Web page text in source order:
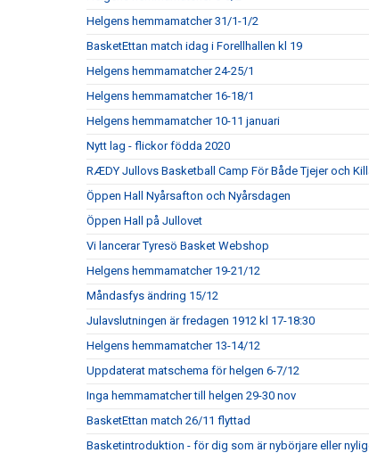
Helgens hemmamatcher 31/1-1/2
BasketEttan match idag i Forellhallen kl 19
Helgens hemmamatcher 24-25/1
Helgens hemmamatcher 16-18/1
Helgens hemmamatcher 10-11 januari
Nytt lag - flickor födda 2020
RÆDY Jullovs Basketball Camp För Både Tjejer och
Öppen Hall Nyårsafton och Nyårsdagen
Öppen Hall på Jullovet
Vi lancerar Tyresö Basket Webshop
Helgens hemmamatcher 19-21/12
Måndasfys ändring 15/12
Julavslutningen är fredagen 1912 kl 17-18:30
Helgens hemmamatcher 13-14/12
Uppdaterat matschema för helgen 6-7/12
Inga hemmamatcher till helgen 29-30 nov
BasketEttan match 26/11 flyttad
Basketintroduktion - för dig som är nybörjare eller